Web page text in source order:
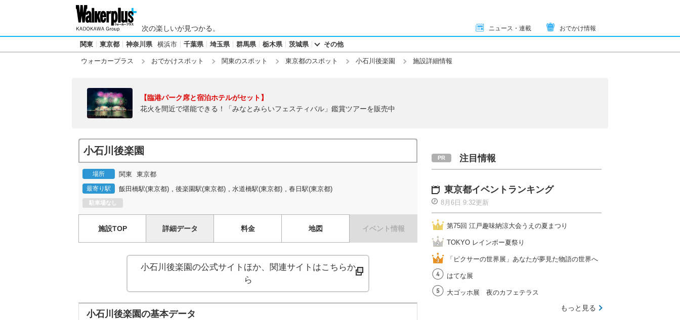
次の楽しいが見つかる。 ニュース・連載 おでかけ情報
関東 東京都 神奈川県 横浜市 千葉県 埼玉県 群馬県 栃木県 茨城県 その他
ウォーカープラス おでかけスポット 関東のスポット 東京都のスポット 小石川後楽園 施設詳細情報
【臨港パーク席と宿泊ホテルがセット】
花火を間近で堪能できる！「みなとみらいフェスティバル」鑑賞ツアーを販売中
小石川後楽園
場所 関東 東京都
最寄り駅 飯田橋駅(東京都) 後楽園駅(東京都) 水道橋駅(東京都) 春日駅(東京都)
駐車場なし
施設TOP 詳細データ 料金 地図 イベント情報
小石川後楽園の公式サイトほか、関連サイトはこちらか
ら
小石川後楽園の基本データ
注目情報
東京都イベントランキング
8月6日 9:32更新
第75回 江戸趣味納涼大会うえの夏まつり
TOKYO レインボー夏祭り
「ピクサーの世界展」あなたが夢見た物語の世界へ
はてな展
大ゴッホ展 夜のカフェテラス
もっと見る